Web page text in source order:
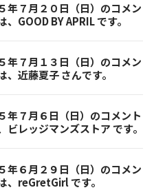
年７月２０日（日）のコメン
、GOOD BY APRIL です。
年７月１３日（日）のコメン
、近藤夏子 さんです。
年７月６日（日）のコメント
ビレッジマンズストア です。
年６月２９日（日）のコメン
、reGretGirl です。